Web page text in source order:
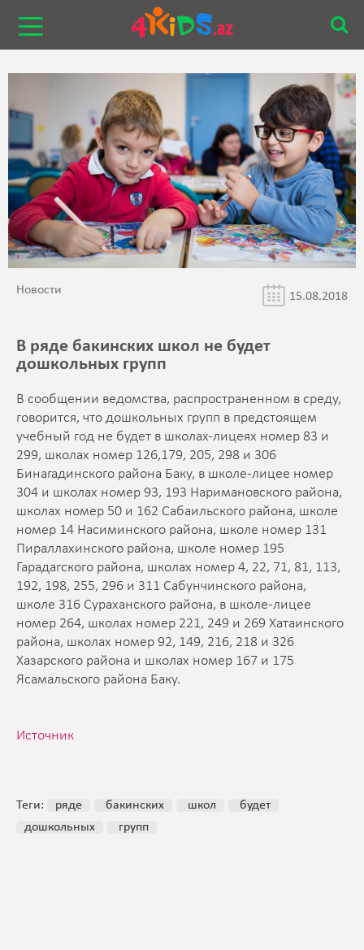
Новости 15.08.2018
В ряде бакинских школ не будет
дошкольных групп
В сообщении ведомства, распространенном в среду,
говорится, что дошкольных групп в предстоящем
учебный год не будет в школах-лицеях номер 83 и
299, школах номер 126,179, 205, 298 и 306
Бинагадинского района Баку, в школе-лицее номер
304 и школах номер 93, 193 Наримановского района,
школах номер 50 и 162 Сабаильского района, школе
номер 14 Насиминского района, школе номер 131
Пираллахинского района, школе номер 195
Гарадагского района, школах номер 4, 22, 71, 81, 113,
192, 198, 255, 296 и 311 Сабунчинского района,
школе 316 Сураханского района, в школе-лицее
номер 264, школах номер 221, 249 и 269 Хатаинского
района, школах номер 92, 149, 216, 218 и 326
Хазарского района и школах номер 167 и 175
Ясамальского района Баку.
Источник
Теги: ряде бакинских школ
будет
дошкольных
групп